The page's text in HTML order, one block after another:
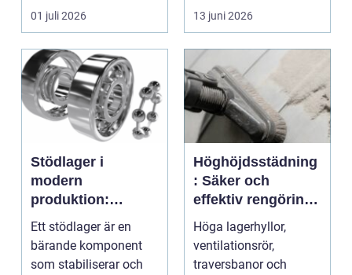
rullar på. Men så fort
en läcka, s...
01 juli 2026 13 juni 2026
Stödlager i
modern
produktion:
funktion, val och
långsiktig
lönsamhet
Ett stödlager är en
bärande komponent
som stabiliserar och
Höghöjdsstädning
: Säker och
effektiv rengöring
på svåråtkomliga
ytor
Höga lagerhyllor,
ventilationsrör,
traversbanor och